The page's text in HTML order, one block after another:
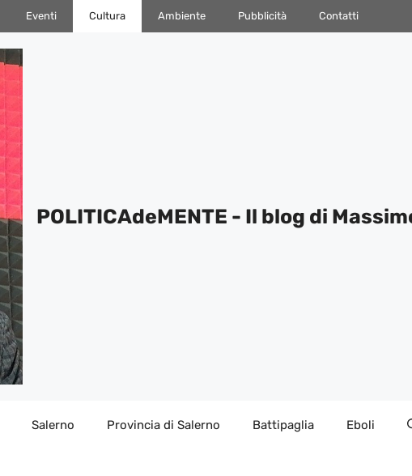
Eventi Cultura Ambiente Pubblicità Contatti
POLITICAdeMENTE - Il blog di
Salerno Provincia di Salerno Battipaglia Eboli